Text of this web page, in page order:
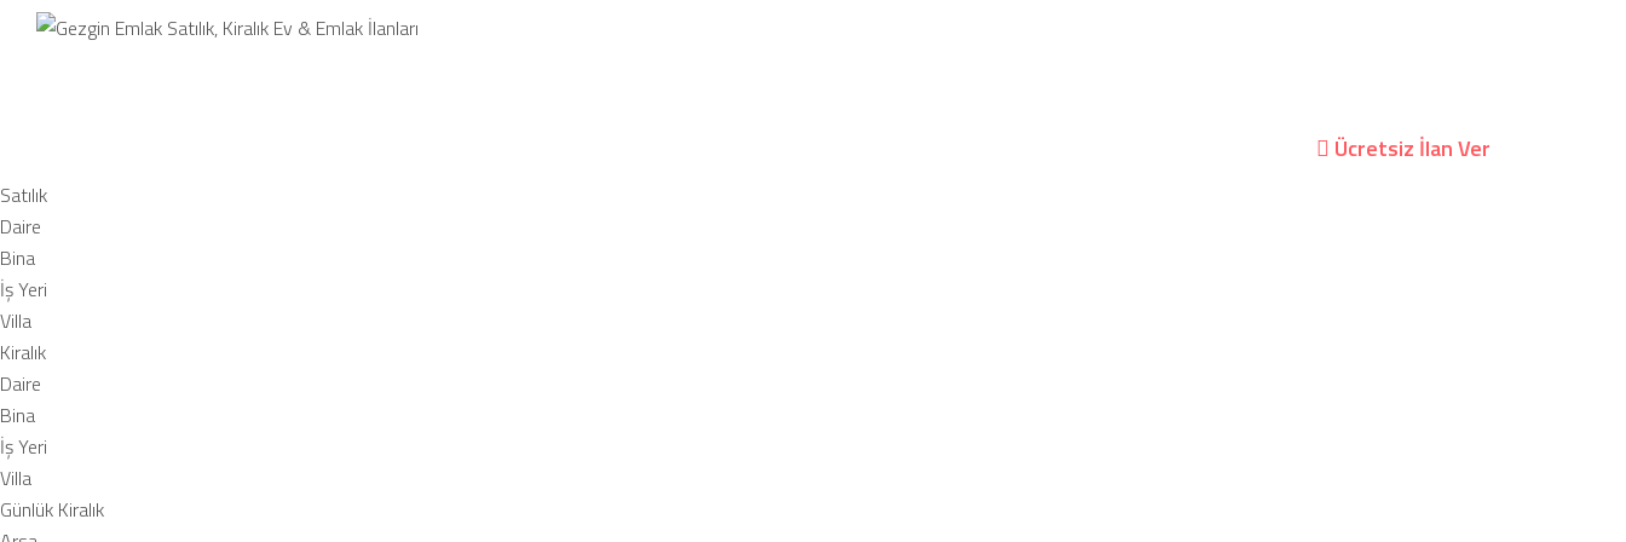
Ücretsiz İlan Ver
Satılık
Daire
Bina
İş Yeri
Villa
Kiralık
Daire
Bina
İş Yeri
Villa
Günlük Kiralık